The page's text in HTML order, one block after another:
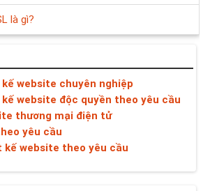
là gì?
website chuyên nghiệp
website độc quyền theo yêu cầu
thương mại điện tử
yêu cầu
website theo yêu cầu